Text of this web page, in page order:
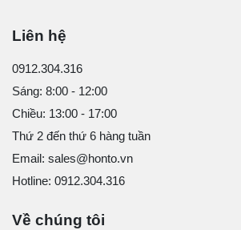
Liên hệ
0912.304.316
Sáng: 8:00 - 12:00
Chiều: 13:00 - 17:00
Thứ 2 đến thứ 6 hàng tuần
Email: sales@honto.vn
Hotline: 0912.304.316
Về chúng tôi